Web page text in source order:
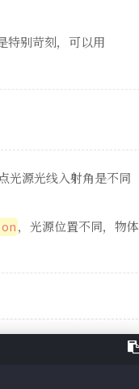
特别苛刻，可以用
光源光线入射角是不同
，光源位置不同，物体